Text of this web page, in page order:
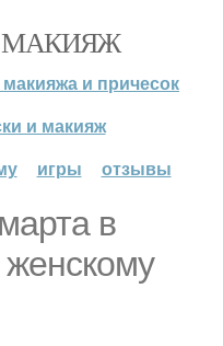
МАКИЯЖ
и причесок
и макияж
игры отзывы
в